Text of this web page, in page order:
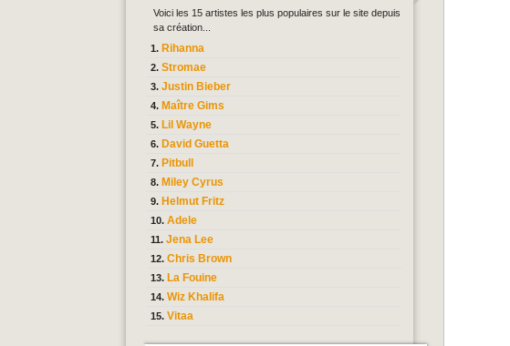
Voici les 15 artistes les plus populaires sur le site depuis
sa création...
Rihanna
Stromae
Justin Bieber
Maître Gims
Lil Wayne
David Guetta
Pitbull
Miley Cyrus
Helmut Fritz
Adele
Jena Lee
Chris Brown
La Fouine
Wiz Khalifa
Vitaa